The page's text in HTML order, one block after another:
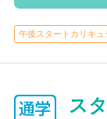
興味や将来の目標
ス」には、「社会
あり、大学進学に
援や進路指導を行
の先生にも直接
午後スタートカリキュ
ス